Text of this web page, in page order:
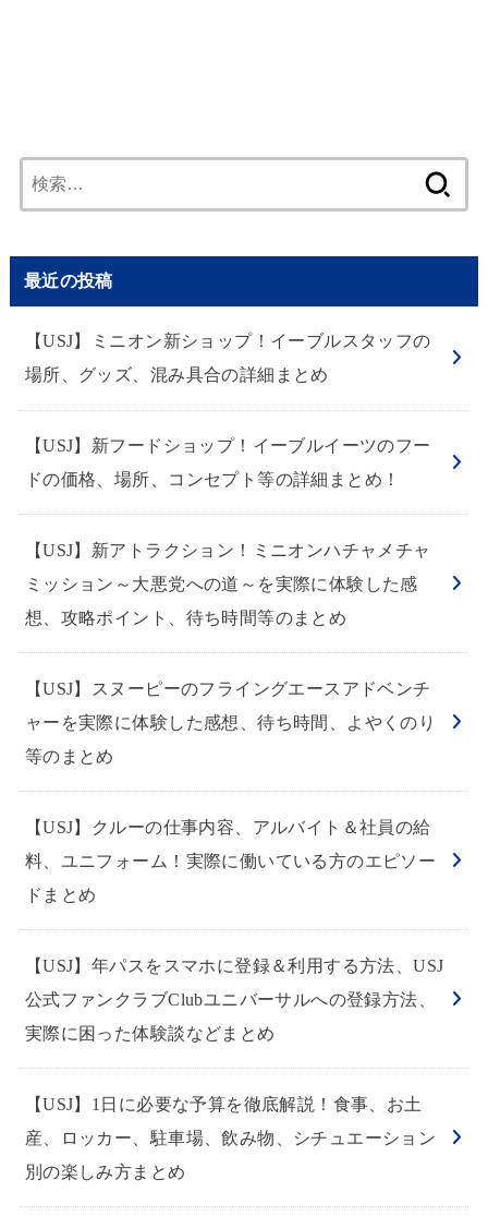
索:
最近の投稿
【USJ】ミニオン新ショップ！イーブルスタッフの
場所、グッズ、混み具合の詳細まとめ
【USJ】新フードショップ！イーブルイーツのフー
ドの価格、場所、コンセプト等の詳細まとめ！
【USJ】新アトラクション！ミニオンハチャメチャ
ミッション～大悪党への道～を実際に体験した感
想、攻略ポイント、待ち時間等のまとめ
【USJ】スヌーピーのフライングエースアドベンチ
ャーを実際に体験した感想、待ち時間、よやくのり
等のまとめ
【USJ】クルーの仕事内容、アルバイト＆社員の給
料、ユニフォーム！実際に働いている方のエピソー
ドまとめ
【USJ】年パスをスマホに登録＆利用する方法、USJ
公式ファンクラブClubユニバーサルへの登録方法、
実際に困った体験談などまとめ
【USJ】1日に必要な予算を徹底解説！食事、お土
産、ロッカー、駐車場、飲み物、シチュエーション
別の楽しみ方まとめ